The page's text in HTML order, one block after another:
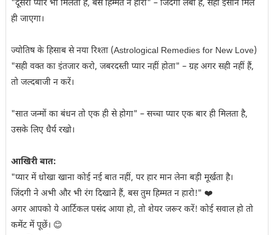
"दूसरा प्यार भी मिलता है, बस हिम्मत न हारो" – जिंदगी लंबी है, सही इंसान मिल
ही जाएगा।
ज्योतिष के हिसाब से नया रिश्ता (Astrological Remedies for New Love)
"सही वक्त का इंतजार करो, जबरदस्ती प्यार नहीं होता" – ग्रह अगर सही नहीं हैं,
तो जल्दबाजी न करें।
"सात जन्मों का बंधन तो एक ही से होगा" – सच्चा प्यार एक बार ही मिलता है,
उसके लिए धैर्य रखो।
आखिरी बात:
"प्यार में धोखा खाना कोई नई बात नहीं, पर हार मान लेना बड़ी मूर्खता है।
जिंदगी ने अभी और भी रंग दिखाने हैं, बस तुम हिम्मत न हारो!" ❤️
अगर आपको ये आर्टिकल पसंद आया हो, तो शेयर जरूर करें! कोई सवाल हो तो
कमेंट में पूछें। 😊